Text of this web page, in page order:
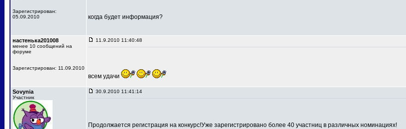
Зарегистрирован:
05.09.2010
когда будет информация?
настенька201008
менее 10 сообщений на
форуме
Зарегистрирован: 11.09.2010
11.9.2010 11:40:48
всем удачи
Sovynia
Участник
30.9.2010 11:41:14
Продолжается регистрация на конкурс!Уже зарегистрировано более 40 участниц в различных номинациях!